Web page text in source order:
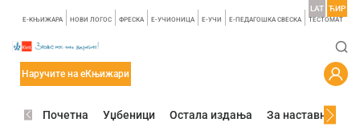
E-КЊИЖАРА НОВИ ЛОГОС ФРЕСКА E-УЧИОНИЦА E-УЧИ Е-ПЕДАГОШКА СВЕСКА TЕСТОМАТ
LAT ЋИР
Наручите на еКњижари
Почетна Уџбеници Остала издања За наставнике